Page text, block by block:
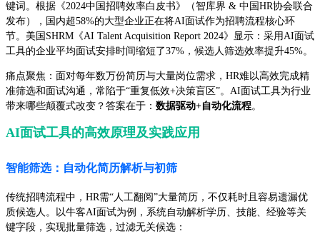
键词。根据《2024中国招聘效率白皮书》（智库界 & 中国HR协会联合
发布），国内超58%的大型企业正在将AI面试作为招聘流程核心环
节。美国SHRM《AI Talent Acquisition Report 2024》显示：采用AI面试
工具的企业平均面试安排时间缩短了37%，候选人筛选效率提升45%。
痛点聚焦：面对每年数万份简历与大量岗位需求，HR难以高效完成精
准筛选和面试沟通，常陷于“重复低效+决策盲区”。AI面试工具为行业
带来哪些颠覆式改变？答案在于： 数据驱动+自动化流程。
AI面试工具的高效原理及实践应用
智能筛选：自动化简历解析与初筛
传统招聘流程中，HR需“人工翻阅”大量简历，不仅耗时且容易遗漏优
质候选人。以牛客AI面试为例，系统自动解析学历、技能、经验等关
键字段，实现批量筛选，过滤无关候选：